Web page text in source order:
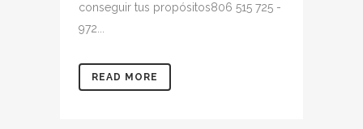
conseguir tus propósitos806 515 725 -
972...
READ MORE